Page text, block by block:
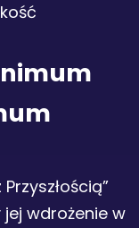
wdrożenie w